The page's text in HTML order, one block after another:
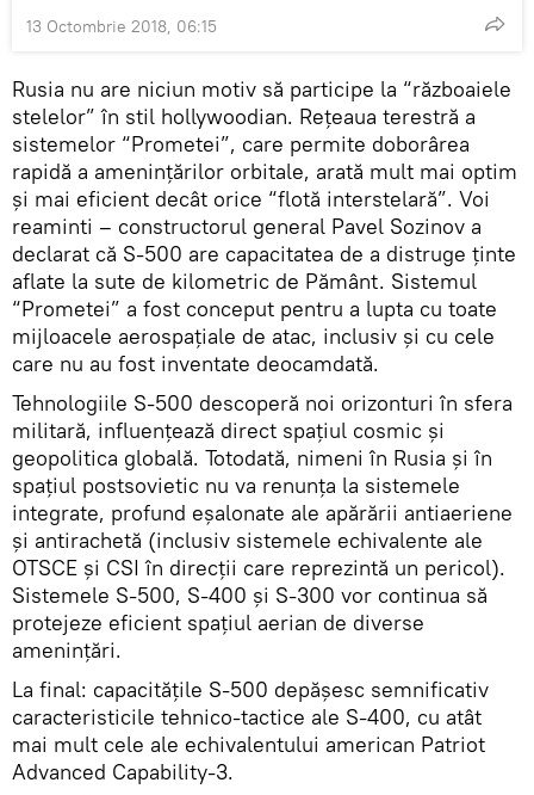
13 Octombrie 2018, 06:15
Rusia nu are niciun motiv să participe la “războaiele
stelelor” în stil hollywoodian. Rețeaua terestră a
sistemelor “Prometei”, care permite doborârea
rapidă a amenințărilor orbitale, arată mult mai optim
și mai eficient decât orice “flotă interstelară”. Voi
reaminti – constructorul general Pavel Sozinov a
declarat că S-500 are capacitatea de a distruge ținte
aflate la sute de kilometric de Pământ. Sistemul
“Prometei” a fost conceput pentru a lupta cu toate
mijloacele aerospațiale de atac, inclusiv și cu cele
care nu au fost inventate deocamdată.
Tehnologiile S-500 descoperă noi orizonturi în sfera
militară, influențează direct spațiul cosmic și
geopolitica globală. Totodată, nimeni în Rusia și în
spațiul postsovietic nu va renunța la sistemele
integrate, profund eșalonate ale apărării antiaeriene
și antirachetă (inclusiv sistemele echivalente ale
OTSCE și CSI în direcții care reprezintă un pericol).
Sistemele S-500, S-400 și S-300 vor continua să
protejeze eficient spațiul aerian de diverse
amenințări.
La final: capacitățile S-500 depășesc semnificativ
caracteristicile tehnico-tactice ale S-400, cu atât
mai mult cele ale echivalentului american Patriot
Advanced Capability-3.